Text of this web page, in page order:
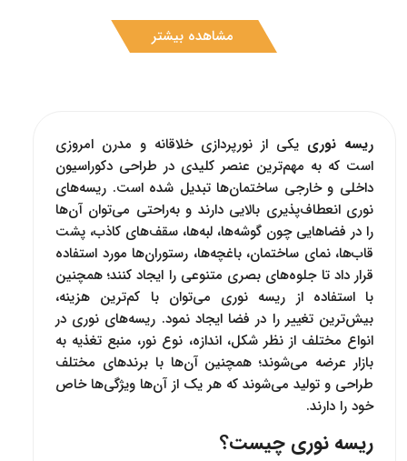
مشاهده بیشتر
ریسه‌ نوری یکی از نورپردازی خلاقانه و مدرن امروزی
است که به مهم‌ترین عنصر کلیدی در طراحی دکوراسیون
داخلی و خارجی ساختمان‌ها تبدیل شده‌ است. ریسه‌های
نوری انعطاف‌پذیری بالایی دارند و به‌راحتی ‌می‌توان آن‌ها
را در فضاهایی چون گوشه‌ها، لبه‌ها، سقف‌های کاذب، پشت
قاب‌ها، نمای ساختمان، باغچه‌ها، رستوران‌ها مورد استفاده
قرار داد تا جلوه‌های بصری متنوعی را ایجاد کنند؛ همچنین
با استفاده از ریسه‌ نوری می‌توان با کم‌ترین هزینه،
بیش‌ترین تغییر را در فضا ایجاد نمود. ریسه‌های نوری در
انواع مختلف از نظر شکل، اندازه، نوع نور، منبع تغذیه به
بازار عرضه می‌شوند؛ همچنین آن‌ها با برندهای مختلف
طراحی و تولید می‌شوند که هر یک از آن‌ها ویژگی‌ها خاص
خود را دارند.
ریسه نوری چیست؟